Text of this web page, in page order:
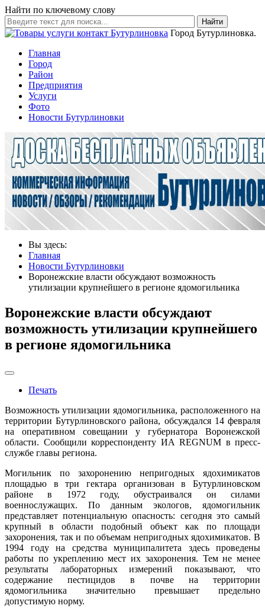
Найти по ключевому слову
Найти
Город Бутурлиновка.
Главная
Город
Район
Предприятия
Услуги
Фото
Новости Бутурлиновки
Вы здесь:
Главная
Новости Бутурлиновки
Воронежские власти обсуждают возможность
утилизации крупнейшего в регионе ядомогильника
Воронежские власти обсуждают
возможность утилизации крупнейшего
в регионе ядомогильника
Печать
Возможность утилизации ядомогильника, расположенного на
территории Бутурлиновского района, обсуждался 14 февраля
на оперативном совещании у губернатора Воронежской
области. Сообщили корреспонденту ИА REGNUM в пресс-
службе главы региона.
Могильник по захоронению непригодных ядохимикатов
площадью в три гектара организован в Бутурлиновском
районе в 1972 году, обустраивался он силами
военнослужащих. По данным экологов, ядомогильник
представляет потенциальную опасность: сегодня это самый
крупный в области подобный объект как по площади
захоронения, так и по объемам непригодных ядохимикатов. В
1994 году на средства муниципалитета здесь проведены
работы по укреплению мест их захоронения. Тем не менее
результаты лабораторных измерений показывают, что
содержание пестицидов в почве на территории
ядомогильника значительно превышает предельно
допустимую норму.